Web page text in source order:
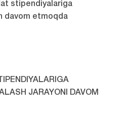
stipendiyalariga
davom etmoqda
JARAYONI DAVOM